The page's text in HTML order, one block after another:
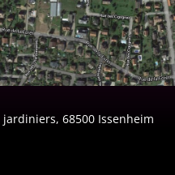
68500 Issenheim